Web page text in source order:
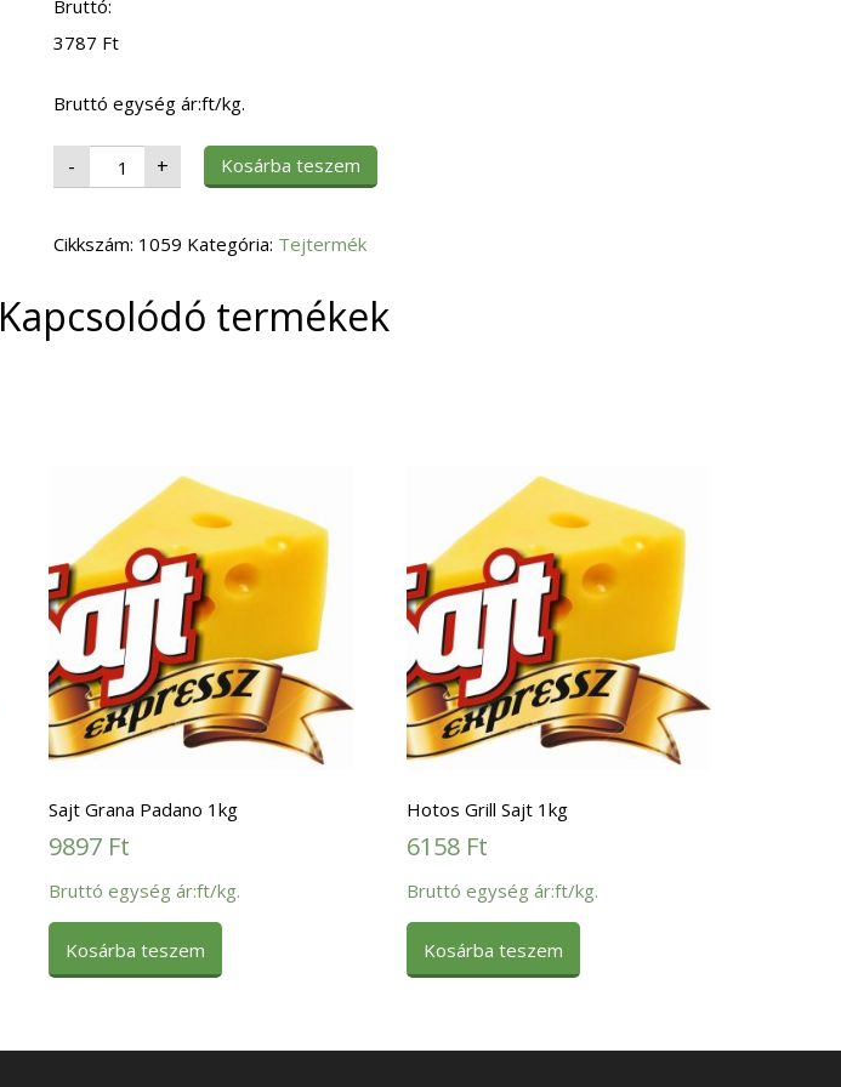
Bruttó:
3787 Ft
Bruttó egység ár:ft/kg.
- Sajt
Cheddar
"B"
+ Kosárba teszem
Cikkszám: 1059 Kategória: Tejtermék
Kapcsolódó termékek
Sajt Grana Padano 1kg
9897 Ft
Bruttó egység ár:ft/kg.
Kosárba teszem
Hotos Grill Sajt 1kg
6158 Ft
Bruttó egység ár:ft/kg.
Kosárba teszem